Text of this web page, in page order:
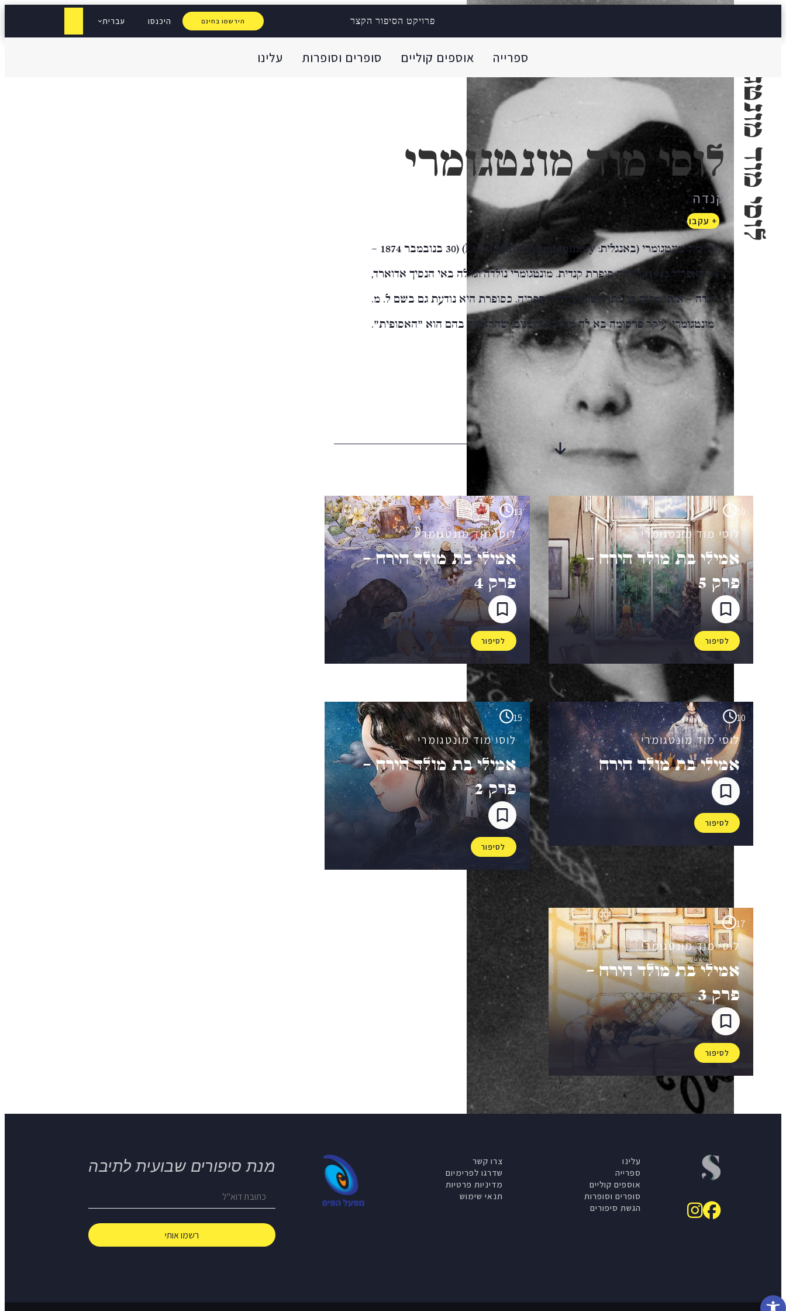
פתח סרגל נגישות
פרויקט הסיפור הקצר הירשמו בחינם היכנסו עברית
ספרייה אוספים קוליים סופרים וסופרות עלינו לוסי מוד מונטגומרי לוסי מוד מונטגומרי
קנדה
+ עקבו
לוסי מוד מונטגומרי (באנגלית: Lucy Maud Montgomery)‏ (30 בנובמבר 1874 –
24 באפריל 1942) הייתה סופרת קנדית. מונטגומרי נולדה וגדלה באי הנסיך אדוארד,
קנדה – אותו מקום בו מתרחשות עלילות ספריה. כסופרת היא נודעת גם בשם ל. מ.
מונטגומרי. עיקר פרסומה בא לה מסדרת רומנים, שהראשון בהם הוא "האסופית".
סיפורים מבית-היוצר
10
לוסי מוד מונטגומרי
אמילי בת מולד הירח –
פרק 5
לסיפור
13
לוסי מוד מונטגומרי
אמילי בת מולד הירח –
פרק 4
לסיפור
10
לוסי מוד מונטגומרי
אמילי בת מולד הירח
לסיפור
15
לוסי מוד מונטגומרי
אמילי בת מולד הירח –
פרק 2
לסיפור
17
לוסי מוד מונטגומרי
אמילי בת מולד הירח –
פרק 3
לסיפור
עלינו
ספרייה
אוספים קוליים
סופרים וסופרות
הגשת סיפורים
צרו קשר
שדרגו לפרימיום
מדיניות פרטיות
תנאי שימוש
מנת סיפורים שבועית לתיבה